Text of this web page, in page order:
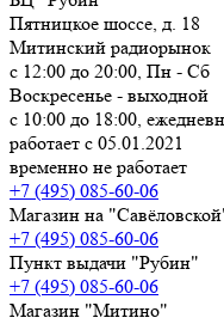
Пятницкое шоссе, д. 18
Митинский радиорынок
с 12:00 до 20:00, Пн - Сб
Воскресенье - выходной
с 10:00 до 18:00,
работает с 05.01.2021
временно не работает
+7 (495) 085-60-06
Магазин на
+7 (495) 085-60-06
Пункт выдачи "Рубин"
+7 (495) 085-60-06
Магазин "Митино"